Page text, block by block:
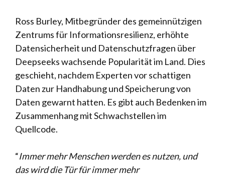
Ross Burley, Mitbegründer des gemeinnützigen
Zentrums für Informationsresilienz, erhöhte
Datensicherheit und Datenschutzfragen über
Deepseeks wachsende Popularität im Land. Dies
geschieht, nachdem Experten vor schattigen
Daten zur Handhabung und Speicherung von
Daten gewarnt hatten. Es gibt auch Bedenken im
Zusammenhang mit Schwachstellen im
Quellcode.
“Immer mehr Menschen werden es nutzen, und
das wird die Tür für immer mehr